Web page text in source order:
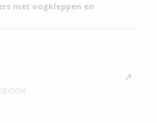
met oogkleppen en